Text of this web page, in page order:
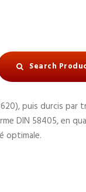
Search
puis durcis par
DIN 58405, en
optimale.